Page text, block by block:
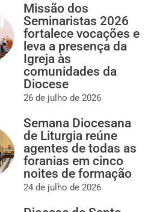
Missão dos
Seminaristas 2026
fortalece vocações e
leva a presença da
Igreja às
comunidades da
Diocese
26 de julho de 2026
Semana Diocesana
de Liturgia reúne
agentes de todas as
foranias em cinco
noites de formação
24 de julho de 2026